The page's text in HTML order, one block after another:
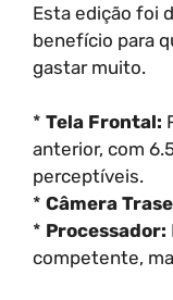
Esta edição foi
benefício para
gastar muito.
* Tela Frontal:
anterior, com
perceptíveis.
* Câmera
* Processador:
competente,